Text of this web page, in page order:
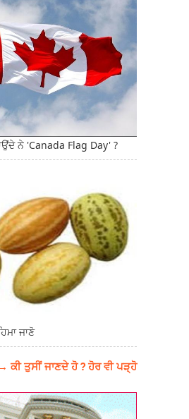
ਨੇ 'Canada Flag Day' ?
ਜਾਣੋ
→ ਕੀ ਤੁਸੀਂ ਜਾਣਦੇ ਹੋ ? ਹੋਰ ਵੀ ਪੜ੍ਹੋ